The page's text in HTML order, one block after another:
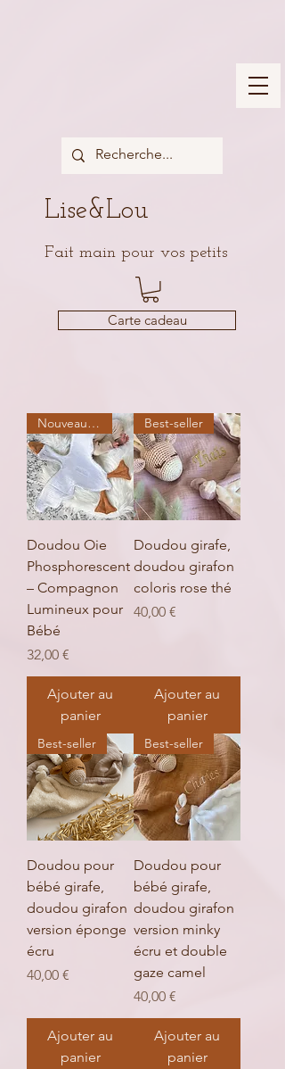
Lise&Lou
Fait main pour vos petits
Carte cadeau
Nouveau produit
Doudou Oie
Phosphorescent
– Compagnon
Lumineux pour
Bébé
Prix
32,00 €
Ajouter au
panier
Best-seller
Doudou girafe,
doudou girafon
coloris rose thé
Prix
40,00 €
Ajouter au
panier
Best-seller
Doudou pour
bébé girafe,
doudou girafon
version éponge
écru
Prix
40,00 €
Ajouter au
panier
Best-seller
Doudou pour
bébé girafe,
doudou girafon
version minky
écru et double
gaze camel
Prix
40,00 €
Ajouter au
panier